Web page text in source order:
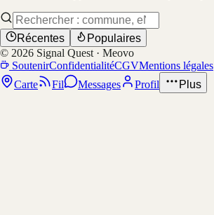
Récentes
Populaires
© 2026 Signal Quest · Meovo
SoutenirConfidentialitéCGVMentions légales
Carte
Fil Messages Profil Plus